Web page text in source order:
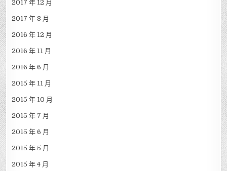
2017 年 12 月
2017 年 8 月
2016 年 12 月
2016 年 11 月
2016 年 6 月
2015 年 11 月
2015 年 10 月
2015 年 7 月
2015 年 6 月
2015 年 5 月
2015 年 4 月